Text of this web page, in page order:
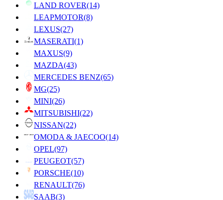
LAND ROVER(14)
LEAPMOTOR(8)
LEXUS(27)
MASERATI(1)
MAXUS(9)
MAZDA(43)
MERCEDES BENZ(65)
MG(25)
MINI(26)
MITSUBISHI(22)
NISSAN(22)
OMODA & JAECOO(14)
OPEL(97)
PEUGEOT(57)
PORSCHE(10)
RENAULT(76)
SAAB(3)